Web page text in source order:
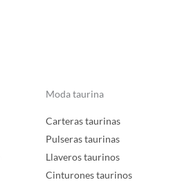
Moda taurina
Carteras taurinas
Pulseras taurinas
Llaveros taurinos
Cinturones taurinos